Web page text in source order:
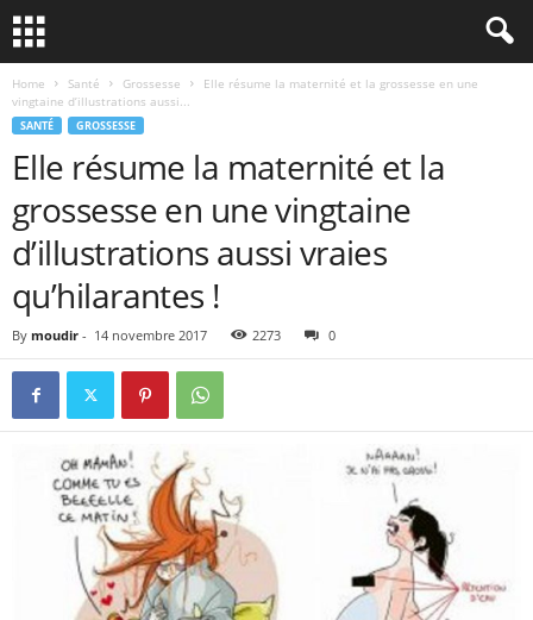
Home Santé Grossesse
Elle résume la maternité et la grossesse en une
vingtaine d’illustrations aussi...
SANTÉ GROSSESSE
Elle résume la maternité et la
grossesse en une vingtaine
d’illustrations aussi vraies
qu’hilarantes !
By moudir - 14 novembre 2017 2273 0